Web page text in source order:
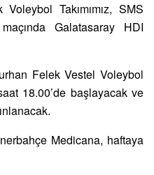
Takımımız, SMS
Galatasaray HDI
Felek Vestel Voleybol
18.00’de başlayacak ve
Medicana, haftaya